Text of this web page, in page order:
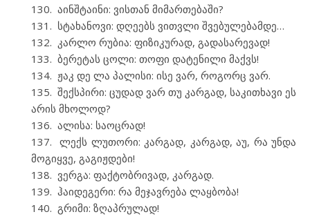
აინშტაინი: ვისთან მიმართებაში?
სტახანოვი: დღეებს ვითვლი შვებულებამდე…
კარლო რუბია: ფიზიკურად, გადასარევად!
ბერეტას ცოლი: თოფი დატენილი მაქვს!
ჟაკ დე ლა პალისი: ისე ვარ, როგორც ვარ.
შექსპირი: ცუდად ვარ თუ კარგად, საკითხავი ეს
არის მხოლოდ?
ალისა: საოცრად!
ლექს ლუთორი: კარგად, კარგად, აუ, რა უნდა
მოგიყვე, გაგიჟდები!
ვერგა: ფაქტობრივად, კარგად.
ჰაიდეგერი: რა მეჯავრება ლაყბობა!
გრიმი: ზღაპრულად!